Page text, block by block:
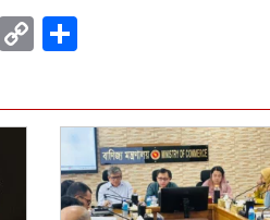
PrintFriendly
Copy